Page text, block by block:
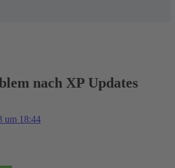
nach XP Updates
um 18:44